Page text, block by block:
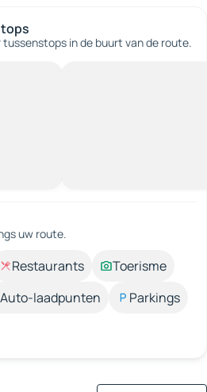
tussenstops in de buurt van de route.
uw route.
Restaurants
Toerisme
Auto-laadpunten
Parkings